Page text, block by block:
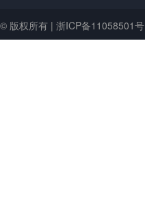
© 版权所有 | 浙ICP备11058501号